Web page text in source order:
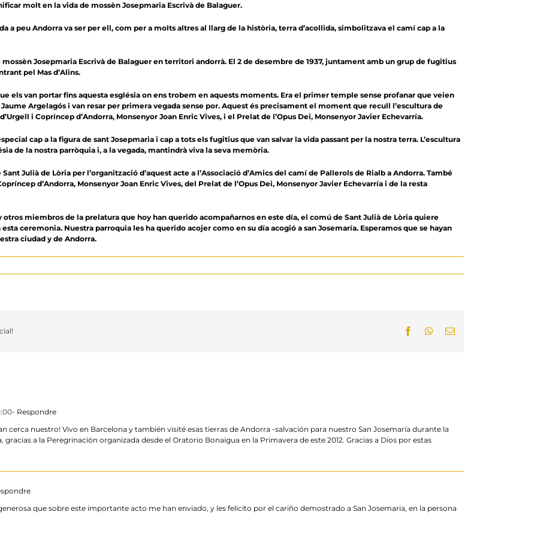
molt en la vida de mossèn Josepmaria Escrivà de Balaguer.
a peu Andorra va ser per ell, com per a molts altres al llarg de la història, terra d’acollida, simbolitzava el camí cap a la
Josepmaria Escrivà de Balaguer en territori andorrà. El 2 de desembre de 1937, juntament amb un grup de fugitius
pel Mas d’Alins.
els van portar fins aquesta església on ens trobem en aquests moments. Era el primer temple sense profanar que veien
Argelagós i van resar per primera vegada sense por. Aquest és precisament el moment que recull l’escultura de
i Copríncep d’Andorra, Monsenyor Joan Enric Vives, i el Prelat de l’Opus Dei, Monsenyor Javier Echevarría.
cap a la figura de sant Josepmaria i cap a tots els fugitius que van salvar la vida passant per la nostra terra. L’escultura
de la nostra parròquia i, a la vegada, mantindrà viva la seva memòria.
Julià de Lòria per l’organització d’aquest acte a l’Associació d’Amics del camí de Pallerols de Rialb a Andorra. També
d’Andorra, Monsenyor Joan Enric Vives, del Prelat de l’Opus Dei, Monsenyor Javier Echevarría i de la resta
otros miembros de la prelatura que hoy han querido acompañarnos en este día, el comú de Sant Julià de Lòria quiere
ceremonia. Nuestra parroquia les ha querido acojer como en su día acogió a san Josemaría. Esperamos que se hayan
ciudad y de Andorra.
FacebookWhatsApp
Email:
- Respondre
cerca nuestro! Vivo en Barcelona y también visité esas tierras de Andorra -salvación para nuestro San Josemaría durante la
a la Peregrinación organizada desde el Oratorio Bonaigua en la Primavera de este 2012. Gracias a Dios por estas
que sobre este importante acto me han enviado, y les felicito por el cariño demostrado a San Josemaria, en la persona